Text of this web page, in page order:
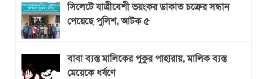
সিলেটে যাত্রীবেশী ভয়ংকর ডাকাত চক্রের সন্ধান
পেয়েছে পুলিশ, আটক ৫
বাবা ব্যস্ত মালিকের পুকুর পাহারায়, মালিক ব্যস্ত
মেয়েকে ধর্ষণে